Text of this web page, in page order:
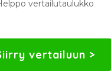
vertailutaulukko
vertailuun >